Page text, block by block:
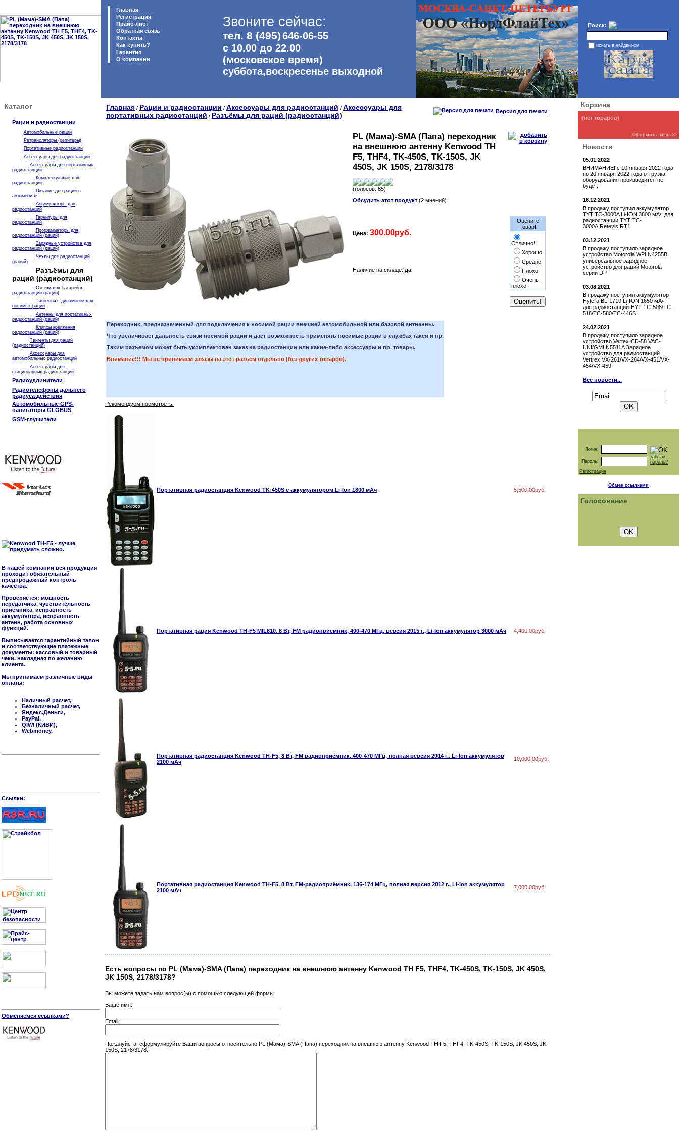
Главная
Регистрация
Прайс-лист
Обратная связь
Контакты
Как купить?
Гарантия
O компании
Звоните сейчас:
тел. 8 (495)646-06-55
с 10.00 до 22.00
(московское время)
суббота,воскресенье выходной
Поиск:
искать в найденном
Каталог
Рации и радиостанции
Автомобильные рации
Ретрансляторы (репитеры)
Портативные радиостанции
Аксессуары для радиостанций
Аксессуары для портативных
радиостанций
Комплектующие для
радиостанций
Питание для раций в
автомобиле
Аккумуляторы для
радиостанций
Гарнитуры для
радиостанций
Программаторы для
радиостанций (раций)
Зарядные устройства для
радиостанций (раций)
Чехлы для радиостанций
(раций)
Разъёмы для
раций (радиостанций)
Отсеки для батарей к
радиостанции (рации)
Тангенты с динамиком для
носимых раций
Антенны для портативных
радиостанций (раций)
Клипсы крепления
радиостанций (раций)
Тангенты для раций
(радиостанций)
Аксессуары для
автомобильных радиостанций
Аксессуары для
стационарных радиостанций
Радиоудлинители
Радиотелефоны дальнего
радиуса действия
Автомобильные GPS-
навигаторы GLOBUS
GSM-глушители
В нашей компании вся продукция
проходит обязательный
предпродажный контроль
качества.
Проверяется: мощность
передатчика, чувствительность
приемника, исправность
аккумулятора, исправность
антенн, работа основных
функций.
Выписывается гарантийный талон
и соответствующие платежные
документы: кассовый и товарный
чеки, накладная по желанию
клиента.
Мы принимаем различные виды
оплаты:
Наличный расчет,
Безналичный расчет,
Яндекс.Деньги,
PayPal,
QIWI (КИВИ),
Webmoney.
Cсылки:
Обменяемся ссылками?
Главная / Рации и радиостанции / Аксессуары для радиостанций / Аксессуары для
портативных радиостанций / Разъёмы для раций (радиостанций) Версия для печати
PL (Мама)-SMA (Папа) переходник
на внешнюю антенну Kenwood TH
F5, THF4, TK-450S, TK-150S, JK
450S, JK 150S, 2178/3178
(голосов: 85)
Обсудить этот продукт (2 мнений)
Цена: 300.00руб.
Оцените
товар!
Отлично!
Хорошо
Средне
Плохо
Очень
плохо
Наличие на складе: да
Переходник, предназначенный для подключения к носимой рации внешней автомобильной или базовой антненны.
Что увеличивает дальность связи носимой рации и дает возможность применять носимые рации в службах такси и пр.
Таким разъемом может быть укомплектован заказ на радиостанции или какие-либо аксесcуары и пр. товары.
Внимание!!! Мы не принимаем заказы на этот разъем отдельно (без других товаров).
Рекомендуем посмотреть:
Портативная радиостанция Kenwood TK-450S с аккумулятором Li-Ion 1800 мАч 5,500.00руб.
Портативная рация Kenwood TH-F5 MIL810, 8 Вт, FM радиоприёмник, 400-470 МГц, версия 2015 г., Li-Ion аккумулятор 3000 мАч 4,400.00руб.
Портативная радиостанция Kenwood TH-F5, 8 Вт, FM радиоприёмник, 400-470 МГц, полная версия 2014 г., Li-Ion аккумулятор
2100 мАч
10,000.00руб.
Портативная радиостанция Kenwood TH-F5, 8 Вт, FM-радиоприёмник, 136-174 МГц, полная версия 2012 г., Li-Ion аккумулятор
2100 мАч
7,000.00руб.
Есть вопросы по PL (Мама)-SMA (Папа) переходник на внешнюю антенну Kenwood TH F5, THF4, TK-450S, TK-150S, JK 450S,
JK 150S, 2178/3178?
Вы можете задать нам вопрос(ы) с помощью следующей формы.
Ваше имя:
Email:
Пожалуйста, сформулируйте Ваши вопросы относительно PL (Мама)-SMA (Папа) переходник на внешнюю антенну Kenwood TH F5, THF4, TK-450S, TK-150S, JK 450S, JK
150S, 2178/3178:
Корзина
(нет товаров)
Оформить заказ >>
Новости
05.01.2022
ВНИМАНИЕ! с 10 января 2022 года
по 20 января 2022 года отгрузка
оборудования производится не
будет.
16.12.2021
В продажу поступил аккумулятор
TYT TC-3000A Li-ION 3800 мАч для
радиостанции TYT TC-
3000A,Retevis RT1
03.12.2021
В продажу поступило зарядное
устройство Motorola WPLN4255B
универсальное зарядное
устройство для раций Motorola
серии DP
03.08.2021
В продажу поступил аккумулятор
Hytera BL-1719 Li-ION 1650 мАч
для радиостанций HYT TC-508/TC-
518/TC-580/TC-446S
24.02.2021
В продажу поступило зарядное
устройство Vertex СD-58 VAC-
UNI/GMLN5511A Зарядное
устройство для радиостанций
Vertrex VX-261/VX-264/VX-451/VX-
454/VX-459
Все новости...
Логин:
Пароль:
забыли
пароль?
Регистрация
Обмен ссылками
Голосование